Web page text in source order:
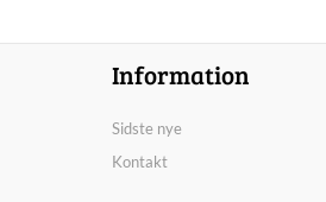
Information
Sidste nye
Kontakt